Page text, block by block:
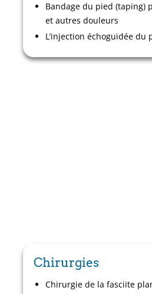
Bandage du pied (taping)
et autres douleurs
L’injection échoguidée du
Chirurgies
Chirurgie de la fasciite